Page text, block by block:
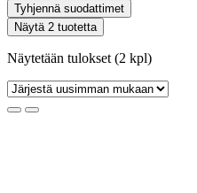
Tyhjennä suodattimet
Näytä 2 tuotetta
Näytetään tulokset (2 kpl)